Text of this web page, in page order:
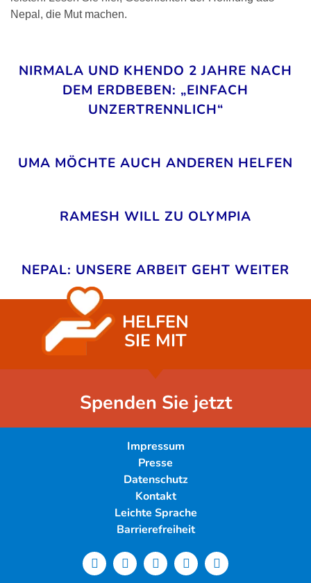
Nepal, die Mut machen.
NIRMALA UND KHENDO 2 JAHRE NACH
DEM ERDBEBEN: „EINFACH
UNZERTRENNLICH“
UMA MÖCHTE AUCH ANDEREN HELFEN
RAMESH WILL ZU OLYMPIA
NEPAL: UNSERE ARBEIT GEHT WEITER
HELFEN
SIE MIT
Spenden Sie jetzt
Impressum
Presse
Datenschutz
Kontakt
Leichte Sprache
Barrierefreiheit